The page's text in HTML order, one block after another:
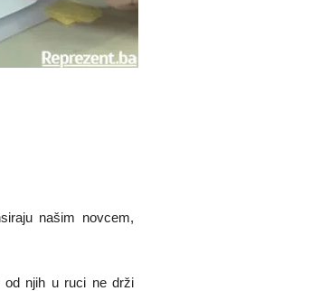
našim novcem,
od njih u ruci ne drži